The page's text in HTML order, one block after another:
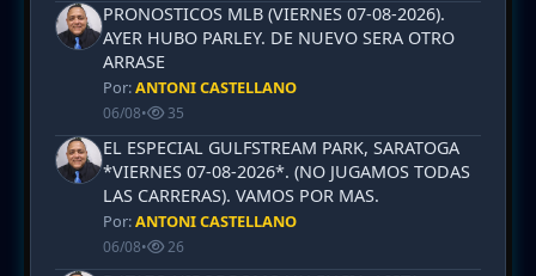
PRONOSTICOS MLB (VIERNES 07-08-2026).
AYER HUBO PARLEY. DE NUEVO SERA OTRO
ARRASE
Por:ANTONI CASTELLANO
06/08• 35
EL ESPECIAL GULFSTREAM PARK, SARATOGA
*VIERNES 07-08-2026*. (NO JUGAMOS TODAS
LAS CARRERAS). VAMOS POR MAS.
Por:ANTONI CASTELLANO
06/08• 26